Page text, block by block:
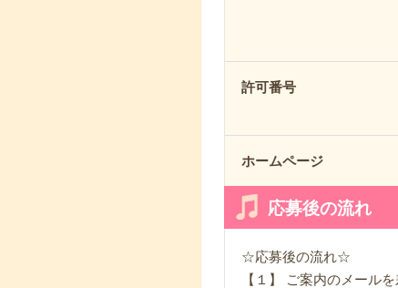
許可番号
ホームページ
応募後の流れ
☆応募後の流れ☆
【１】 ご案内のメールを